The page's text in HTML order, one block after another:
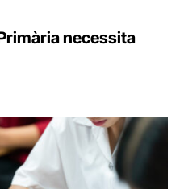
necessita